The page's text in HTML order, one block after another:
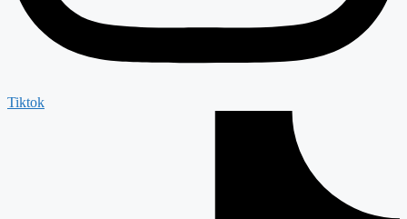
Tiktok